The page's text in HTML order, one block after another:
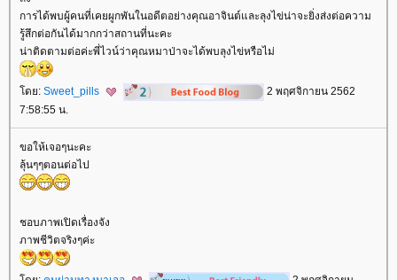
การได้พบผู้คนที่เคยผูกพันในอดีตอย่างคุณอาจินต์และลุงไข่น่าจะยิ่งส่งต่อความ
รู้สึกต่อกันได้มากกว่าสถานที่นะคะ
น่าติดตามต่อค่ะพี่ไวน์ว่าคุณหมาป่าจะได้พบลุงไข่หรือไม่
ดย: Sweet_pills
2 พฤศจิกายน 2562
7:58:55 น.
ขอให้เจอๆนะคะ
ลุ้นๆๆตอนต่อไป
ชอบภาพเปิดเรื่องจัง
ภาพชีวิตจริงๆค่ะ